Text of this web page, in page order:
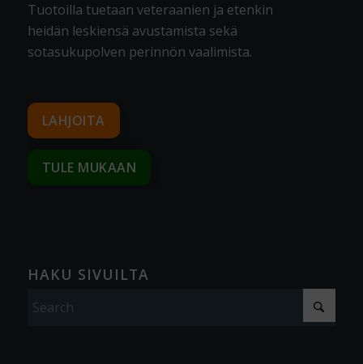
Tuotoilla tuetaan veteraanien ja etenkin
heidän leskiensä avustamista sekä
sotasukupolven perinnön vaalimista.
LAHJOITA
TULE MUKAAN
HAKU SIVUILTA